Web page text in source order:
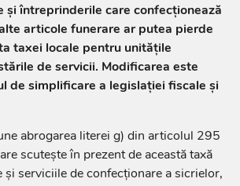
și întreprinderile care confecționează
articole funerare ar putea pierde
taxei locale pentru unitățile
de servicii. Modificarea este
de simplificare a legislației fiscale și
abrogarea literei g) din articolul 295
scutește în prezent de această taxă
și serviciile de confecționare a sicrielor,